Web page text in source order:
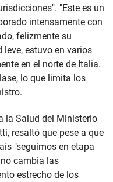
"Este es un
intensamente con
felizmente su
estuvo en varios
en el norte de Italia.
lo que limita los
la Salud del Ministerio
resaltó que pese a que
"seguimos en etapa
cambia las
estrecho de los